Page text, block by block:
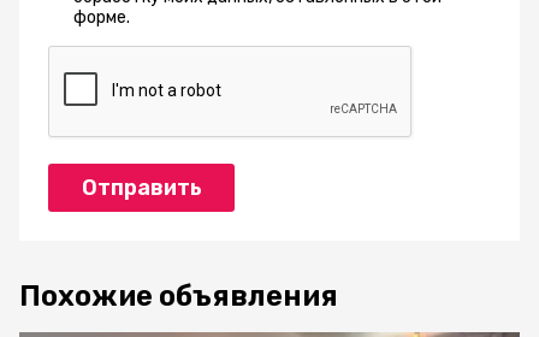
форме.
Отправить
Похожие объявления